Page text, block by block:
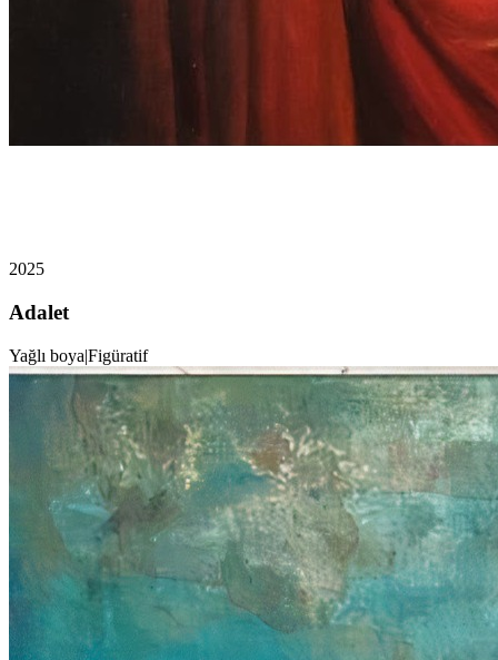
2025
Adalet
Yağlı boya|Figüratif